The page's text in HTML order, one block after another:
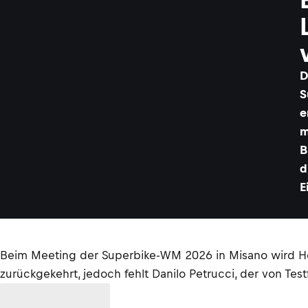
Beim Meeting der Superbike-WM 2026 in Misano wird
zurückgekehrt, jedoch fehlt Danilo Petrucci, der von